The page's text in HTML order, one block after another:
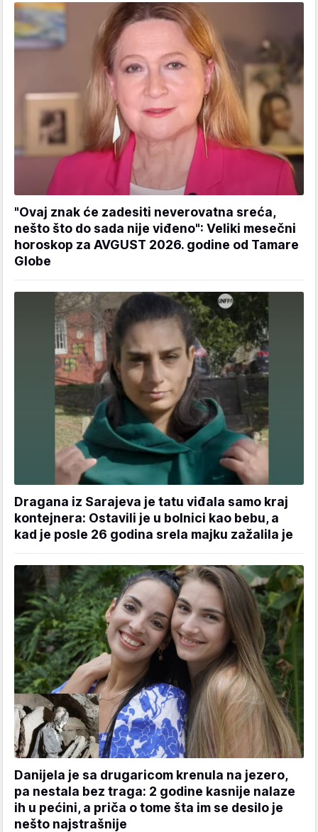
"Ovaj znak će zadesiti neverovatna sreća,
nešto što do sada nije viđeno": Veliki mesečni
horoskop za AVGUST 2026. godine od Tamare
Globe
Dragana iz Sarajeva je tatu viđala samo kraj
kontejnera: Ostavili je u bolnici kao bebu, a
kad je posle 26 godina srela majku zažalila je
Danijela je sa drugaricom krenula na jezero,
pa nestala bez traga: 2 godine kasnije nalaze
ih u pećini, a priča o tome šta im se desilo je
nešto najstrašnije